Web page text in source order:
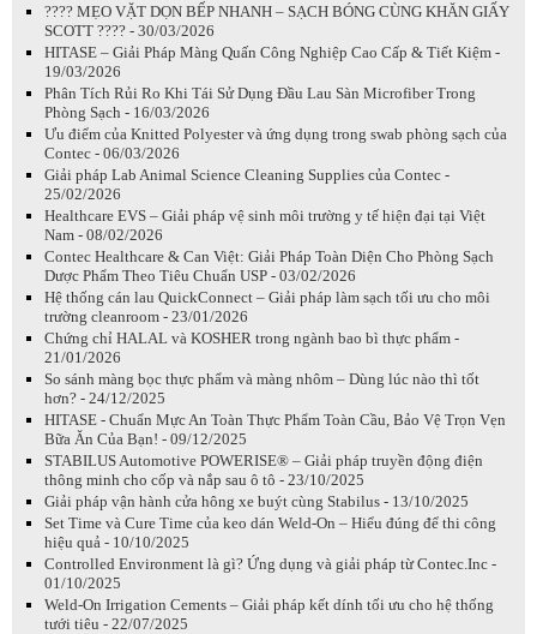
???? MẸO VẶT DỌN BẾP NHANH – SẠCH BÓNG CÙNG KHĂN GIẤY
SCOTT ???? - 30/03/2026
HITASE – Giải Pháp Màng Quấn Công Nghiệp Cao Cấp & Tiết Kiệm -
19/03/2026
Phân Tích Rủi Ro Khi Tái Sử Dụng Đầu Lau Sàn Microfiber Trong
Phòng Sạch - 16/03/2026
Ưu điểm của Knitted Polyester và ứng dụng trong swab phòng sạch của
Contec - 06/03/2026
Giải pháp Lab Animal Science Cleaning Supplies của Contec -
25/02/2026
Healthcare EVS – Giải pháp vệ sinh môi trường y tế hiện đại tại Việt
Nam - 08/02/2026
Contec Healthcare & Can Việt: Giải Pháp Toàn Diện Cho Phòng Sạch
Dược Phẩm Theo Tiêu Chuẩn USP - 03/02/2026
Hệ thống cán lau QuickConnect – Giải pháp làm sạch tối ưu cho môi
trường cleanroom - 23/01/2026
Chứng chỉ HALAL và KOSHER trong ngành bao bì thực phẩm -
21/01/2026
So sánh màng bọc thực phẩm và màng nhôm – Dùng lúc nào thì tốt
hơn? - 24/12/2025
HITASE - Chuẩn Mực An Toàn Thực Phẩm Toàn Cầu, Bảo Vệ Trọn Vẹn
Bữa Ăn Của Bạn! - 09/12/2025
STABILUS Automotive POWERISE® – Giải pháp truyền động điện
thông minh cho cốp và nắp sau ô tô - 23/10/2025
Giải pháp vận hành cửa hông xe buýt cùng Stabilus - 13/10/2025
Set Time và Cure Time của keo dán Weld-On – Hiểu đúng để thi công
hiệu quả - 10/10/2025
Controlled Environment là gì? Ứng dụng và giải pháp từ Contec.Inc -
01/10/2025
Weld-On Irrigation Cements – Giải pháp kết dính tối ưu cho hệ thống
tưới tiêu - 22/07/2025